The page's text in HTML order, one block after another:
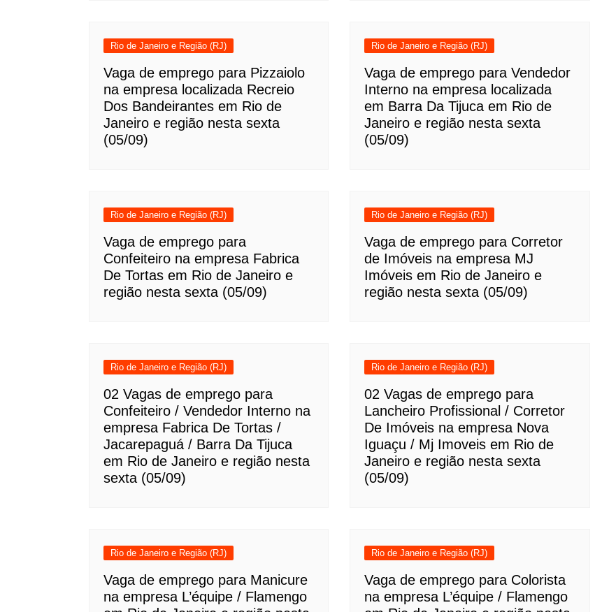
Rio de Janeiro e Região (RJ)
Vaga de emprego para Pizzaiolo
na empresa localizada Recreio
Dos Bandeirantes em Rio de
Janeiro e região nesta sexta
(05/09)
Rio de Janeiro e Região (RJ)
Vaga de emprego para Vendedor
Interno na empresa localizada
em Barra Da Tijuca em Rio de
Janeiro e região nesta sexta
(05/09)
Rio de Janeiro e Região (RJ)
Vaga de emprego para
Confeiteiro na empresa Fabrica
De Tortas em Rio de Janeiro e
região nesta sexta (05/09)
Rio de Janeiro e Região (RJ)
Vaga de emprego para Corretor
de Imóveis na empresa MJ
Imóveis em Rio de Janeiro e
região nesta sexta (05/09)
Rio de Janeiro e Região (RJ)
02 Vagas de emprego para
Confeiteiro / Vendedor Interno na
empresa Fabrica De Tortas /
Jacarepaguá / Barra Da Tijuca
em Rio de Janeiro e região nesta
sexta (05/09)
Rio de Janeiro e Região (RJ)
02 Vagas de emprego para
Lancheiro Profissional / Corretor
De Imóveis na empresa Nova
Iguaçu / Mj Imoveis em Rio de
Janeiro e região nesta sexta
(05/09)
Rio de Janeiro e Região (RJ)
Vaga de emprego para Manicure
na empresa L’équipe / Flamengo
Rio de Janeiro e Região (RJ)
Vaga de emprego para Colorista
na empresa L’équipe / Flamengo